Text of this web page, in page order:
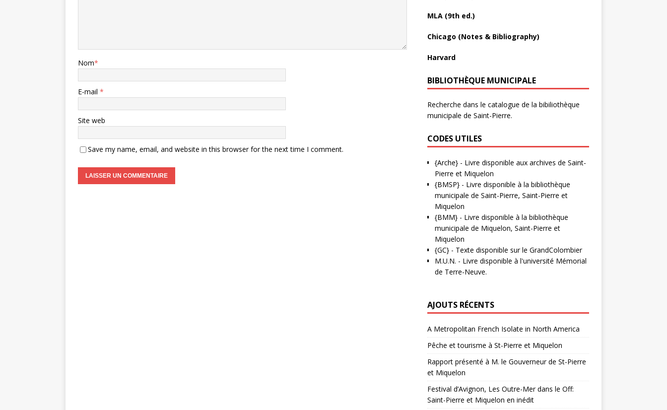
Nom*
E-mail *
Site web
Save my name, email, and website in this browser for the next time I comment.
MLA (9th ed.)
Chicago (Notes & Bibliography)
Harvard
BIBLIOTHÈQUE MUNICIPALE
Recherche dans le catalogue de la bibiliothèque
municipale de Saint-Pierre.
CODES UTILES
{Arche}- Livre disponible aux archives de Saint-
Pierre et Miquelon
{BMSP}- Livre disponible à la bibliothèque
municipale de Saint-Pierre, Saint-Pierre et
Miquelon
{BMM}- Livre disponible à la bibliothèque
municipale de Miquelon, Saint-Pierre et
Miquelon
{GC}- Texte disponible sur le GrandColombier
M.U.N. - Livre disponible à l'université Mémorial
de Terre-Neuve.
AJOUTS RÉCENTS
A Metropolitan French Isolate in North America
Pêche et tourisme à St-Pierre et Miquelon
Rapport présenté à M. le Gouverneur de St-Pierre
et Miquelon
Festival d’Avignon, Les Outre-Mer dans le Off:
Saint-Pierre et Miquelon en inédit